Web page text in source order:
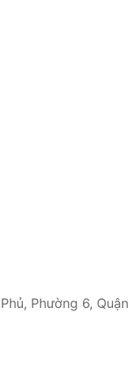
Phường 6, Quận